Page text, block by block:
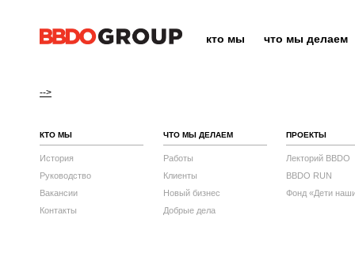
кто мы что мы делаем
-->
КТО МЫ
История
Руководство
Вакансии
Контакты
ЧТО МЫ ДЕЛАЕМ
Работы
Клиенты
Новый бизнес
Добрые дела
ПРОЕКТЫ
Лекторий BBDO
BBDO RUN
Фонд «Дети